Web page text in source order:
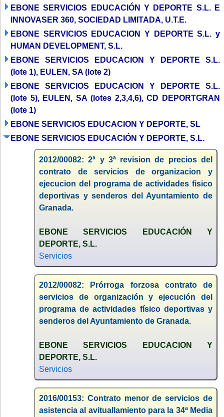
EBONE SERVICIOS EDUCACIÓN Y DEPORTE S.L. E
INNOVASER 360, SOCIEDAD LIMITADA, U.T.E.
EBONE SERVICIOS EDUCACION Y DEPORTE S.L. y
HUMAN DEVELOPMENT, S.L.
EBONE SERVICIOS EDUCACION Y DEPORTE S.L.
(lote 1), EULEN, SA (lote 2)
EBONE SERVICIOS EDUCACION Y DEPORTE S.L.
(lote 5), EULEN, SA (lotes 2,3,4,6), CD DEPORTGRAN
(lote 1)
EBONE SERVICIOS EDUCACION Y DEPORTE, SL
EBONE SERVICIOS EDUCACIÓN Y DEPORTE, S.L.
2012/00082: 2ª y 3ª revision de precios del
contrato de servicios de organizacion y
ejecucion del programa de actividades fisico
deportivas y senderos del Ayuntamiento de
Granada.
EBONE SERVICIOS EDUCACIÓN Y
DEPORTE, S.L.
Servicios
2012/00082: Prórroga forzosa contrato de
servicios de organización y ejecución del
programa de actividades físico deportivas y
senderos del Ayuntamiento de Granada.
EBONE SERVICIOS EDUCACION Y
DEPORTE, S.L.
Servicios
2016/00153: Contrato menor de servicios de
asistencia al avituallamiento para la 34ª Media